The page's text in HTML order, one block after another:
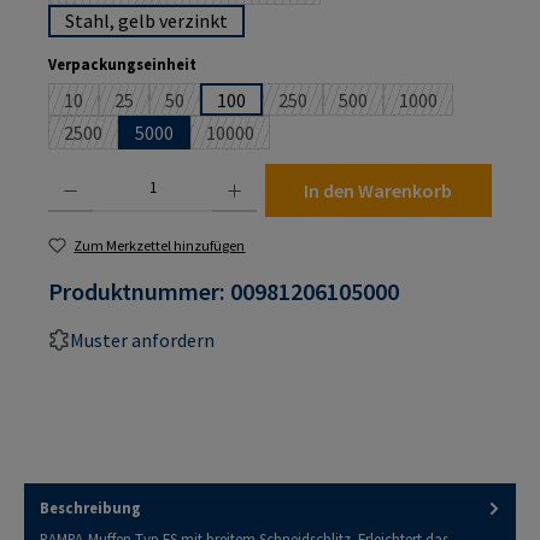
Stahl, gelb verzinkt
Verpackungseinheit
10(Diese Option ist zurzeit nicht verfügbar.)
25(Diese Option ist zurzeit nicht verfügbar.)
50(Diese Option ist zurzeit nicht verfügbar.)
100 250(Diese Option ist zurzeit nicht
500(Diese Option ist zurzeit
1000(Diese Option
2500(Diese Option ist zurzeit nicht verfügbar.)
5000 10000(Diese Option ist zurzeit nicht verfügbar.)
In den Warenkorb
Zum Merkzettel hinzufügen
Produktnummer: 00981206105000
Muster anfordern
Beschreibung